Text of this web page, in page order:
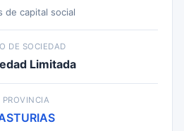
de capital social
DE SOCIEDAD
Limitada
PROVINCIA